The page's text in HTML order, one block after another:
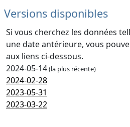
Versions disponibles
Si vous cherchez les données
une date antérieure, vous
aux liens ci-dessous.
2024-05-14(la plus récente)
2024-02-28
2023-05-31
2023-03-22